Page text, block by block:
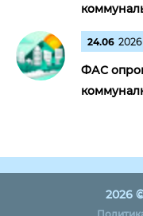
24.06 2026
ФАС
2026